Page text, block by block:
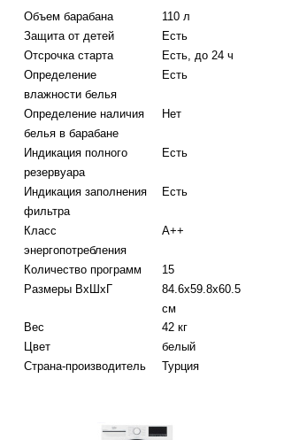
Объем барабана
110 л
Защита от детей
Есть
Отсрочка старта
Есть, до 24 ч
Определение
влажности белья
Есть
Определение наличия
белья в барабане
Нет
Индикация полного
резервуара
Есть
Индикация заполнения
фильтра
Есть
Класс
энергопотребления
A++
Количество программ
15
Размеры ВхШхГ
84.6х59.8х60.5
см
Вес
42 кг
Цвет
белый
Страна-производитель
Турция